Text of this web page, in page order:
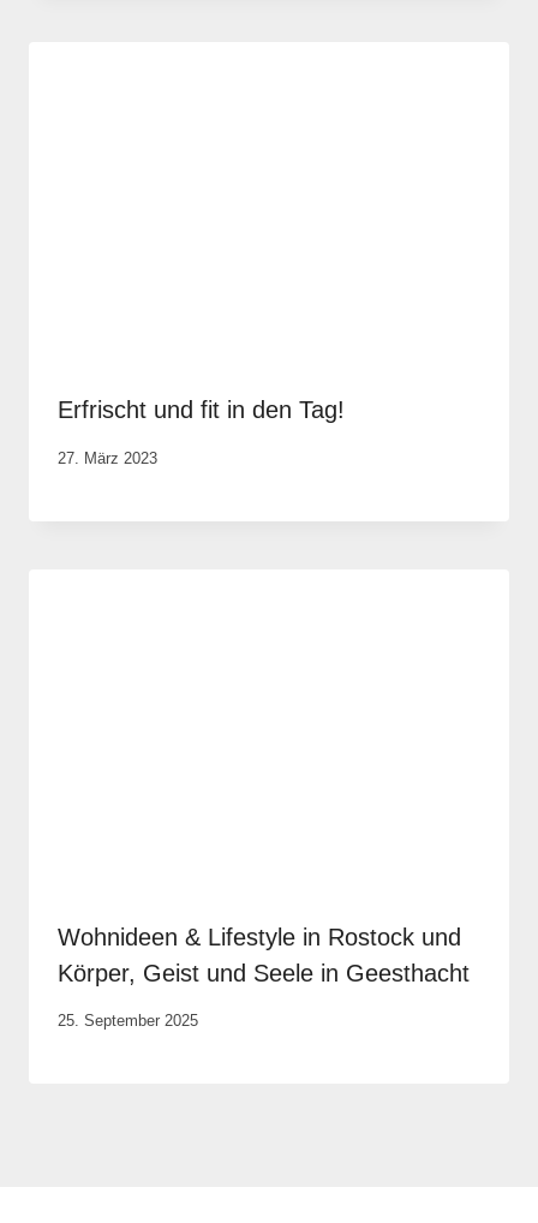
Erfrischt und fit in den Tag!
Von
Physio
27. März 2023
Wohnideen & Lifestyle in Rostock und
Körper, Geist und Seele in Geesthacht
Von
25. September 2025